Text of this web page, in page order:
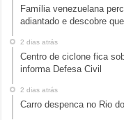
Família venezuelana
adiantado e descobre
2 dias atrás
Centro de ciclone fica
informa Defesa Civil
2 dias atrás
Carro despenca no Rio